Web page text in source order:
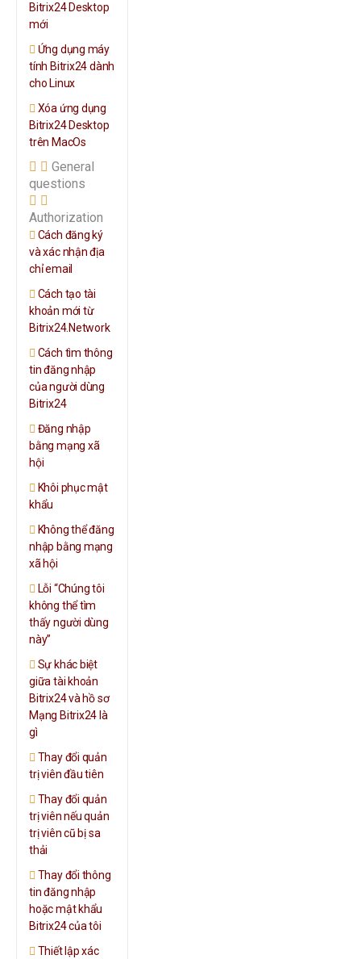
Bitrix24 Desktop
mới
Ứng dụng máy
tính Bitrix24 dành
cho Linux
Xóa ứng dụng
Bitrix24 Desktop
trên MacOs
General
questions
Authorization
Cách đăng ký
và xác nhận địa
chỉ email
Cách tạo tài
khoản mới từ
Bitrix24.Network
Cách tìm thông
tin đăng nhập
của người dùng
Bitrix24
Đăng nhập
bằng mạng xã
hội
Khôi phục mật
khẩu
Không thể đăng
nhập bằng mạng
xã hội
Lỗi “Chúng tôi
không thể tìm
thấy người dùng
này”
Sự khác biệt
giữa tài khoản
Bitrix24 và hồ sơ
Mạng Bitrix24 là
gì
Thay đổi quản
trị viên đầu tiên
Thay đổi quản
trị viên nếu quản
trị viên cũ bị sa
thải
Thay đổi thông
tin đăng nhập
hoặc mật khẩu
Bitrix24 của tôi
Thiết lập xác